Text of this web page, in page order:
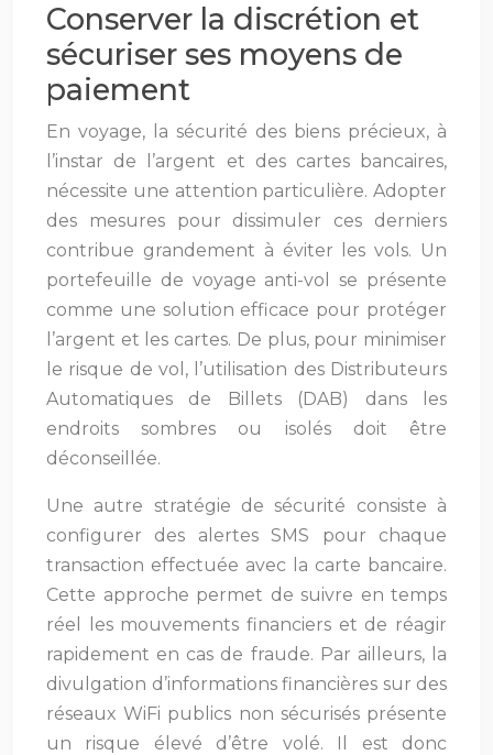
Conserver la discrétion et
sécuriser ses moyens de
paiement
En voyage, la sécurité des biens précieux, à
l’instar de l’argent et des cartes bancaires,
nécessite une attention particulière. Adopter
des mesures pour dissimuler ces derniers
contribue grandement à éviter les vols. Un
portefeuille de voyage anti-vol se présente
comme une solution efficace pour protéger
l’argent et les cartes. De plus, pour minimiser
le risque de vol, l’utilisation des Distributeurs
Automatiques de Billets (DAB) dans les
endroits sombres ou isolés doit être
déconseillée.
Une autre stratégie de sécurité consiste à
configurer des alertes SMS pour chaque
transaction effectuée avec la carte bancaire.
Cette approche permet de suivre en temps
réel les mouvements financiers et de réagir
rapidement en cas de fraude. Par ailleurs, la
divulgation d’informations financières sur des
réseaux WiFi publics non sécurisés présente
un risque élevé d’être volé. Il est donc